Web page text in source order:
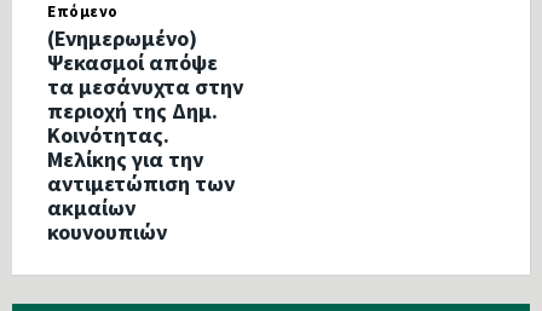
Επόμενο
(Ενημερωμένο)
Ψεκασμοί απόψε
τα μεσάνυχτα στην
περιοχή της Δημ.
Κοινότητας.
Μελίκης για την
αντιμετώπιση των
ακμαίων
κουνουπιών